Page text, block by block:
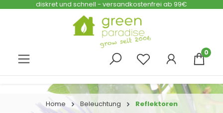
Zum Hauptinhalt springen
diskret und schnell - versandkostenfrei ab 99€
0
Home Beleuchtung Reflektoren